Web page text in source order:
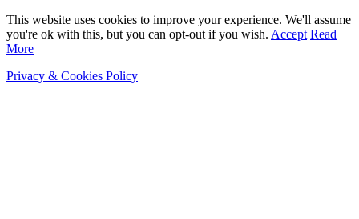
This website uses cookies to improve your experience. We'll assume
you're ok with this, but you can opt-out if you wish. Accept Read
More
Privacy & Cookies Policy